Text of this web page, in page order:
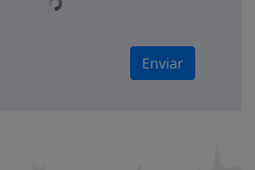
Enviar